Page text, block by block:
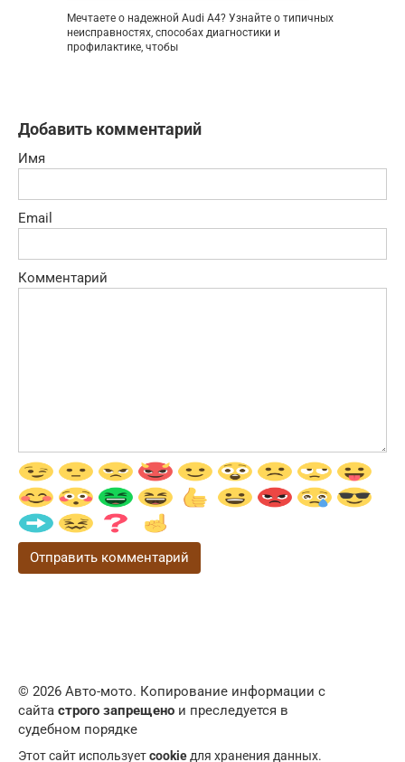
Мечтаете о надежной Audi A4? Узнайте о типичных
неисправностях, способах диагностики и
профилактике, чтобы
Добавить комментарий
Имя
Email
Комментарий
© 2026 Авто-мото. Копирование информации с
сайта строго запрещено и преследуется в
судебном порядке
Этот сайт используетcookieдля хранения данных.